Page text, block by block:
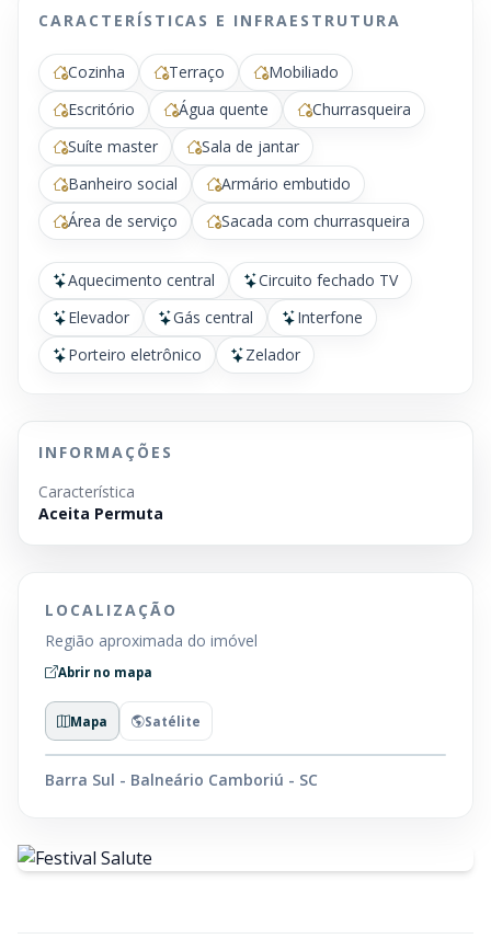
CARACTERÍSTICAS E INFRAESTRUTURA
Cozinha Terraço
Mobiliado
Escritório
Água quente
Churrasqueira
Suíte master
Sala de jantar
Banheiro social
Armário embutido
Área de serviço
Sacada com churrasqueira
Aquecimento central
Circuito fechado TV
Elevador
Gás central
Interfone
Porteiro eletrônico
Zelador
INFORMAÇÕES
Característica
Aceita Permuta
LOCALIZAÇÃO
Região aproximada do imóvel
Abrir no mapa
Mapa Satélite
Barra Sul - Balneário Camboriú - SC